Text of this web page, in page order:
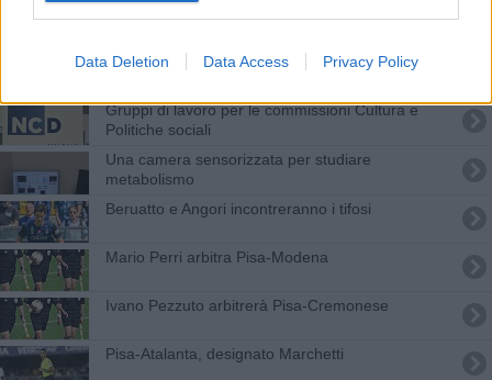
Data Deletion Data Access Privacy Policy
Sacchi di Macerata dirige Lecce-Pisa
Gruppi di lavoro per le commissioni Cultura e
Politiche sociali
Una camera sensorizzata per studiare
metabolismo
Beruatto e Angori incontreranno i tifosi
Mario Perri arbitra Pisa-Modena
Ivano Pezzuto arbitrerà Pisa-Cremonese
Pisa-Atalanta, designato Marchetti